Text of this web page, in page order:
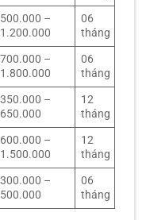
500.000 –
1.200.000
06
tháng
700.000 –
1.800.000
06
tháng
350.000 –
650.000
12
tháng
600.000 –
1.500.000
12
tháng
300.000 –
500.000
06
tháng